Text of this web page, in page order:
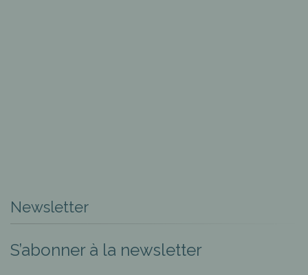
Newsletter
S’abonner à la newsletter